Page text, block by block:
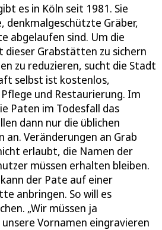
es in Köln seit 1981. Sie
denkmalgeschützte Gräber,
abgelaufen sind. Um die
dieser Grabstätten zu sichern
zu reduzieren, sucht die Stadt
selbst ist kostenlos,
und Restaurierung. Im
Paten im Todesfall das
dann nur die üblichen
an. Veränderungen an Grab
erlaubt, die Namen der
müssen erhalten bleiben.
der Pate auf einer
anbringen. So will es
„Wir müssen ja
Vornamen eingravieren